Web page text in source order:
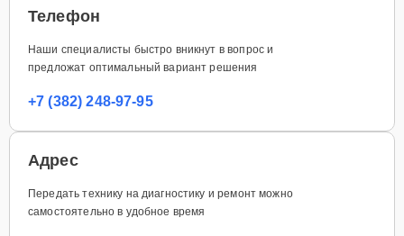
Телефон
Наши специалисты быстро вникнут в вопрос и
предложат оптимальный вариант решения
+7 (382) 248-97-95
Адрес
Передать технику на диагностику и ремонт можно
самостоятельно в удобное время